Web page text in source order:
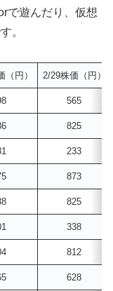
で遊んだり、仮想
。
（円） 2/29株価（円）
565
825
233
873
825
338
812
628